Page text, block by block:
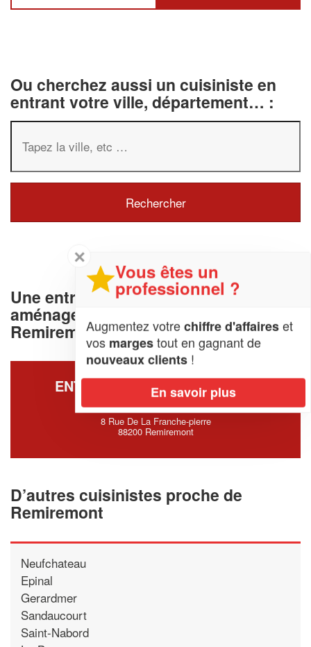
Ou cherchez aussi un cuisiniste en
entrant votre ville, département… :
Une entreprise deconception et
aménagement de cuisine à
Remiremont (88200)
ENTREPRISE LA CLINIQUE DE
L’ELECTRO (SARL)
8 Rue De La Franche-pierre
88200 Remiremont
D’autres cuisinistes proche de
Remiremont
Neufchateau
Epinal
Gerardmer
Sandaucourt
Saint-Nabord
✕
Vous êtes un
professionnel ?
Augmentez votrechiffre d'affaireset
vos margestout en gagnant de
nouveaux clients !
En savoir plus